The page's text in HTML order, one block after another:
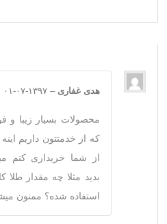
هدی غفاری– ۱۳۹۷-۰۷-۰۱
محصولات بسیار زیبا و
که از خدمتتون داریم
از شما خریداری کنم
بدید مثلا چه مقدار
استفاده شده؟ ممنون